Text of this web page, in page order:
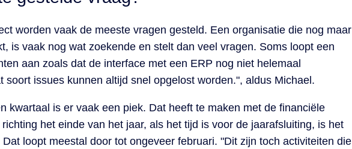
worden vaak de meeste vragen gesteld. Een organisatie die nog maar
is vaak nog wat zoekende en stelt dan veel vragen. Soms loopt een
aan zoals dat de interface met een ERP nog niet helemaal
soort issues kunnen altijd snel opgelost worden.", aldus Michael.
kwartaal is er vaak een piek. Dat heeft te maken met de financiële
het einde van het jaar, als het tijd is voor de jaarafsluiting, is het
loopt meestal door tot ongeveer februari. "Dit zijn toch activiteiten die